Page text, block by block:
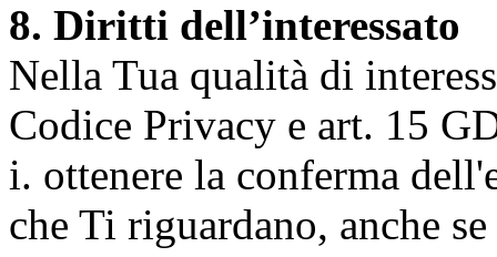
8. Diritti dell’interessato
Nella Tua qualità di
Codice Privacy e art. 15
i. ottenere la conferma
che Ti riguardano, anche